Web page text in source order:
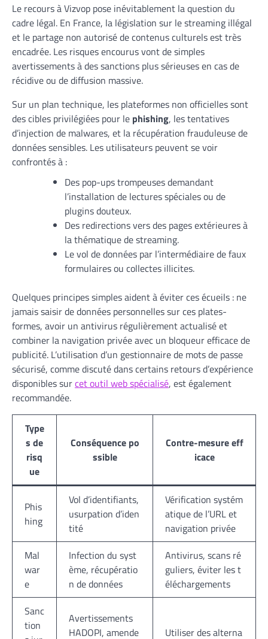
Le recours à Vizvop pose inévitablement la question du
cadre légal. En France, la législation sur le streaming illégal
et le partage non autorisé de contenus culturels est très
encadrée. Les risques encourus vont de simples
avertissements à des sanctions plus sérieuses en cas de
récidive ou de diffusion massive.
Sur un plan technique, les plateformes non officielles sont
des cibles privilégiées pour le phishing, les tentatives
d’injection de malwares, et la récupération frauduleuse de
données sensibles. Les utilisateurs peuvent se voir
confrontés à :
Des pop-ups trompeuses demandant
l’installation de lectures spéciales ou de
plugins douteux.
Des redirections vers des pages extérieures à
la thématique de streaming.
Le vol de données par l’intermédiaire de faux
formulaires ou collectes illicites.
Quelques principes simples aident à éviter ces écueils : ne
jamais saisir de données personnelles sur ces plates-
formes, avoir un antivirus régulièrement actualisé et
combiner la navigation privée avec un bloqueur efficace de
publicité. L’utilisation d’un gestionnaire de mots de passe
sécurisé, comme discuté dans certains retours d’expérience
disponibles surcet outil web spécialisé, est également
recommandée.
Type
s de
risq
ue
Conséquence po
ssible
Contre-mesure eff
icace
Phis
hing
Vol d’identifiants,
usurpation d’iden
tité
Vérification systém
atique de l’URL et
navigation privée
Mal
war
e
Infection du syst
ème, récupératio
n de données
Antivirus, scans ré
guliers, éviter les t
éléchargements
Sanc
tion
Avertissements
HADOPI, amende
Utiliser des alterna